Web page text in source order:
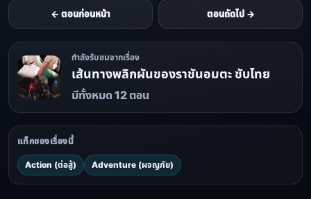
← ตอนก่อนหน้า ตอนถัดไป →
กำลังรับชมจากเรื่อง
เส้นทางพลิกผันของราชันอมตะ ซับไทย
มีทั้งหมด 12 ตอน
แท็กของเรื่องนี้
Action (ต่อสู้) Adventure (ผจญภัย)